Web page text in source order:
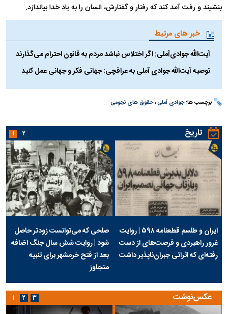
بنشیند و رفت آمد کند که رفتار و گفتارش، انسان را به یاد خدا بیاندازد.
خبر های مرتبط
آیت‌الله جوادی‌آملی: اگر اختلاس نباشد مردم به قانون احترام می‌گذارند
توصیه آیت‌الله جوادی آملی به عراقچی: جهانی فکر و جهانی عمل کنید
برچسب ها:جوادی آملی،حقوق های نجومی
تاریخ
ایران و طلسم قطعنامه ۵۹۸ | روایت
غرور راهبردی و فرصت‌های از دست
رفته‌ای که اثراتی جبران‌ناپذیر داشت
صلحی که می‌توانست زودتر حاصل
شود | روایت شش سال جنگ اضافه
بعد از فتح خرمشهر برای تنبیه
متجاوز
۱ ۲
عکس‌نوشت ۱ ۲ ۳